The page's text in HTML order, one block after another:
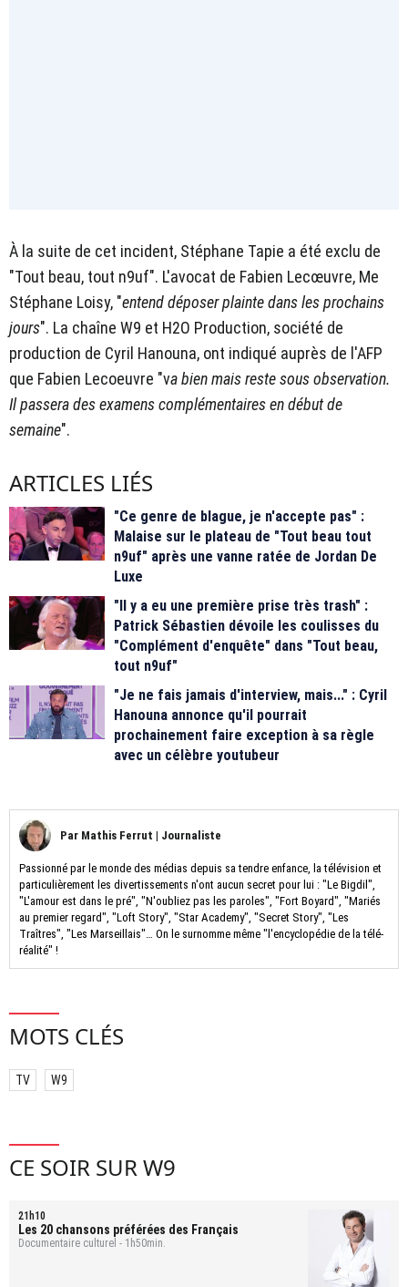
À la suite de cet incident, Stéphane Tapie a été exclu de
"Tout beau, tout n9uf". L'avocat de Fabien Lecœuvre, Me
Stéphane Loisy, "entend déposer plainte dans les prochains
jours". La chaîne W9 et H2O Production, société de
production de Cyril Hanouna, ont indiqué auprès de l'AFP
que Fabien Lecoeuvre "va bien mais reste sous observation.
Il passera des examens complémentaires en début de
semaine".
ARTICLES LIÉS
"Ce genre de blague, je n'accepte pas" :
Malaise sur le plateau de "Tout beau tout
n9uf" après une vanne ratée de Jordan De
Luxe
"Il y a eu une première prise très trash" :
Patrick Sébastien dévoile les coulisses du
"Complément d'enquête" dans "Tout beau,
tout n9uf"
"Je ne fais jamais d'interview, mais..." : Cyril
Hanouna annonce qu'il pourrait
prochainement faire exception à sa règle
avec un célèbre youtubeur
Par Mathis Ferrut | Journaliste
Passionné par le monde des médias depuis sa tendre enfance, la télévision et
particulièrement les divertissements n'ont aucun secret pour lui : "Le Bigdil",
"L'amour est dans le pré", "N'oubliez pas les paroles", "Fort Boyard", "Mariés
au premier regard", "Loft Story", "Star Academy", "Secret Story", "Les
Traîtres", "Les Marseillais"… On le surnomme même "l'encyclopédie de la télé-
réalité" !
MOTS CLÉS
TV W9
CE SOIR SUR W9
21h10
Les 20 chansons préférées des Français
Documentaire culturel - 1h50min.